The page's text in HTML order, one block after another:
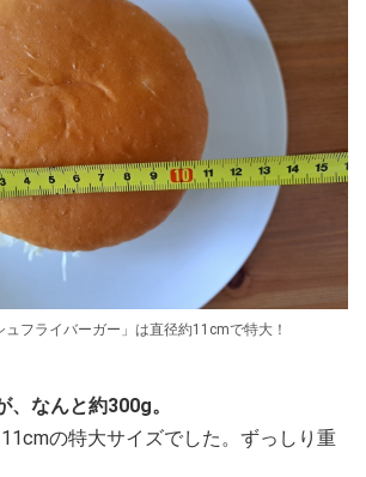
フライバーガー」は直径約11cmで特大！
、なんと約300g。
の特大サイズでした。ずっしり重